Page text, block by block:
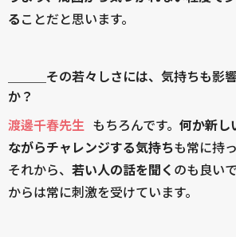
る ことだと思います。
＿＿＿その若々しさには、気持ちも影
か？
渡邊千春先生
もちろんです。 何か新し
ながらチャレンジする気持ちも常に持
それから、 若い人の話を聞く のも良い
からは常に刺激を受けています。